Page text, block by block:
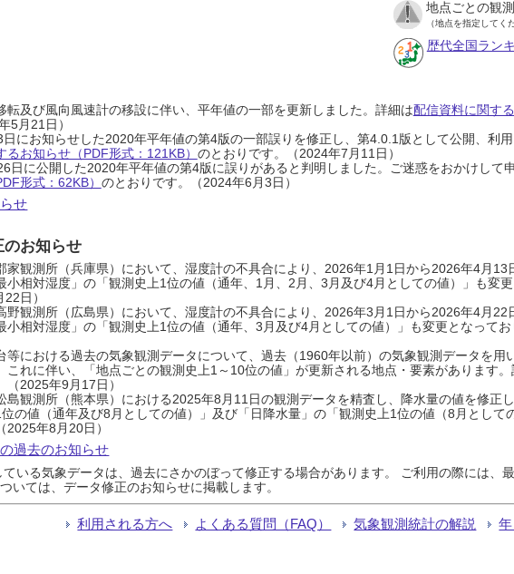
地点ごとの観
（地点を指定してく
歴代全国ラン
転及び風向風速計の移設に伴い、平年値の一部を更新しました。詳細は配信資料に関す
5月21日）
にお知らせした2020年平年値の第4版の一部誤りを修正し、第4.0.1版として公開、利
るお知らせ（PDF形式：121KB） のとおりです。（2024年7月11日）
日に公開した2020年平年値の第4版に誤りがあると判明しました。ご迷惑をおかけして
形式：62KB） のとおりです。（2024年6月3日）
せ
のお知らせ
家観測所（兵庫県）において、湿度計の不具合により、2026年1月1日から2026年4月
小相対湿度」の「観測史上1位の値（通年、1月、2月、3月及び4月としての値）」も変
22日）
野観測所（広島県）において、湿度計の不具合により、2026年3月1日から2026年4月
小相対湿度」の「観測史上1位の値（通年、3月及び4月としての値）」も変更となって
等における過去の気象観測データについて、過去（1960年以前）の気象観測データを
これに伴い、「地点ごとの観測史上1～10位の値」が更新される地点・要素があります。
（2025年9月17日）
島観測所（熊本県）における2025年8月11日の観測データを精査し、降水量の値を修正
位の値（通年及び8月としての値）」及び「日降水量」の「観測史上1位の値（8月とし
2025年8月20日）
過去のお知らせ
いる気象データは、過去にさかのぼって修正する場合があります。 ご利用の際には、
いては、データ修正のお知らせに掲載します。
利用される方へ よくある質問（FAQ） 気象観測統計の解説